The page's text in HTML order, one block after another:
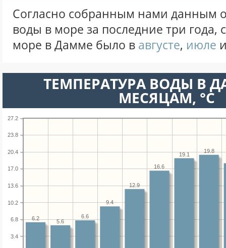
Согласно собранным нами данным
воды в море за последние три
море в Дамме было в августе, июле
ТЕМПЕРАТУРА ВОДЫ В
МЕСЯЦАМ, °C
3.4
6.8
10.2
13.6
17.0
20.4
23.8
27.2
19.8
19.1
16.6
12.9
9.4
6.6
5.6
6.2